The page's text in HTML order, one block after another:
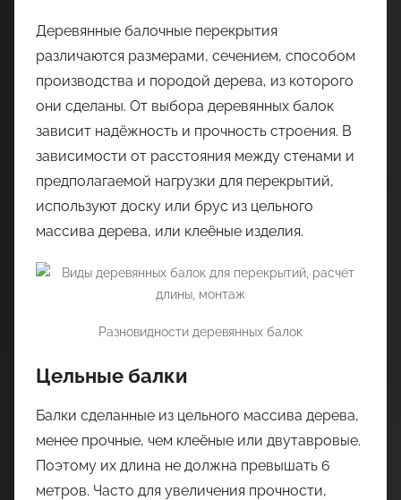
Деревянные балочные перекрытия
различаются размерами, сечением, способом
производства и породой дерева, из которого
они сделаны. От выбора деревянных балок
зависит надёжность и прочность строения. В
зависимости от расстояния между стенами и
предполагаемой нагрузки для перекрытий,
используют доску или брус из цельного
массива дерева, или клеёные изделия.
Разновидности деревянных балок
Цельные балки
Балки сделанные из цельного массива дерева,
менее прочные, чем клеёные или двутавровые.
Поэтому их длина не должна превышать 6
метров. Часто для увеличения прочности,